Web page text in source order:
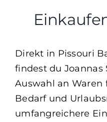
Direkt in Pissouri
findest du
Auswahl an
Bedarf und
umfangreichere